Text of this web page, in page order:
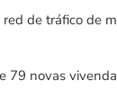
de tráfico de
79 novas